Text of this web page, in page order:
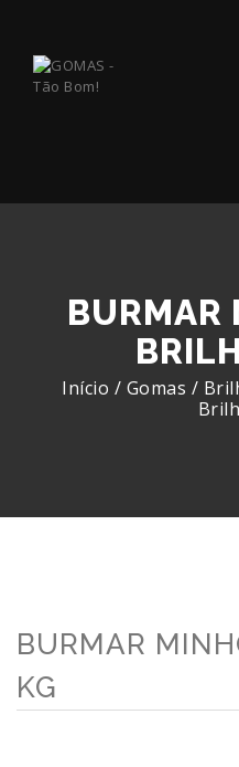
BURMAR
Início / Gomas /
BURMAR
KG